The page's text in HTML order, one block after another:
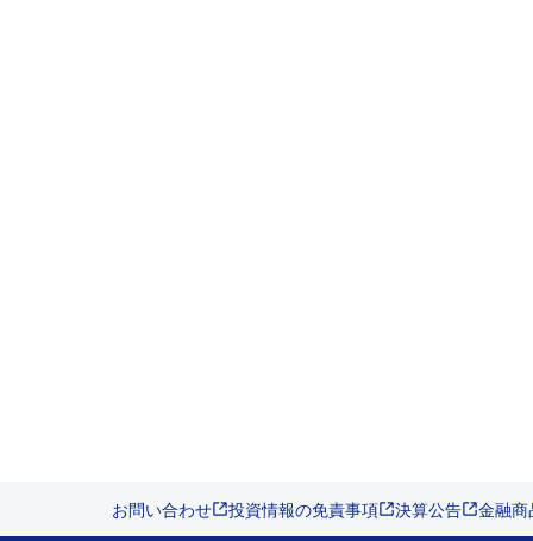
お問い合わせ 投資情報の免責事項 決算公告 金融